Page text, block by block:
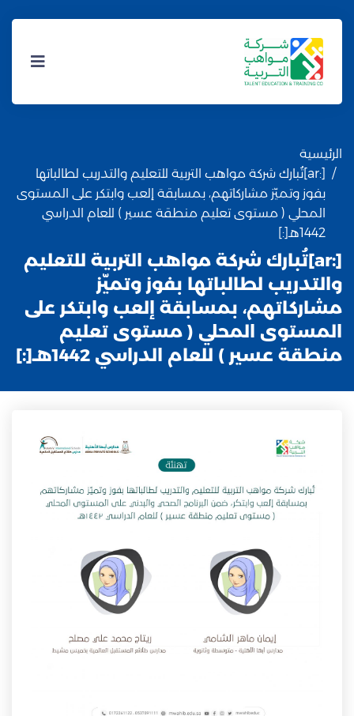
الرئيسية
[:ar]تُبارك شركة مواهب التربية للتعليم والتدريب لطالباتها
بفوز وتميّز مشاركاتهم، بمسابقة إلعب وابتكر على المستوى
المحلي ( مستوى تعليم منطقة عسير ) للعام الدراسي
1442هـ[:]
[:ar]تُبارك شركة مواهب التربية للتعليم
والتدريب لطالباتها بفوز وتميّز
مشاركاتهم، بمسابقة إلعب وابتكر على
المستوى المحلي ( مستوى تعليم
منطقة عسير ) للعام الدراسي 1442هـ[:]